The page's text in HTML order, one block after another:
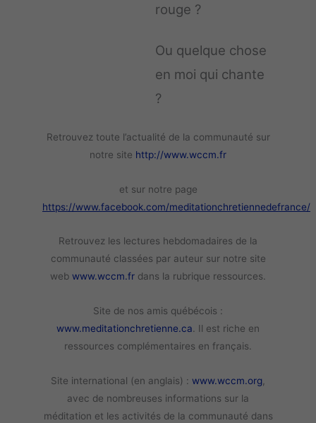
rouge ?
Ou quelque chose
en moi qui chante
?
Retrouvez toute l’actualité de la communauté sur
notre site http://www.wccm.fr
et sur notre page
https://www.facebook.com/meditationchretiennedefrance/
Retrouvez les lectures hebdomadaires de la
communauté classées par auteur sur notre site
web www.wccm.fr dans la rubrique ressources.
Site de nos amis québécois :
www.meditationchretienne.ca. Il est riche en
ressources complémentaires en français.
Site international (en anglais) : www.wccm.org,
avec de nombreuses informations sur la
méditation et les activités de la communauté dans